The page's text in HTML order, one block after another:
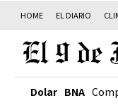
HOME EL DIARIO
Dolar BNA